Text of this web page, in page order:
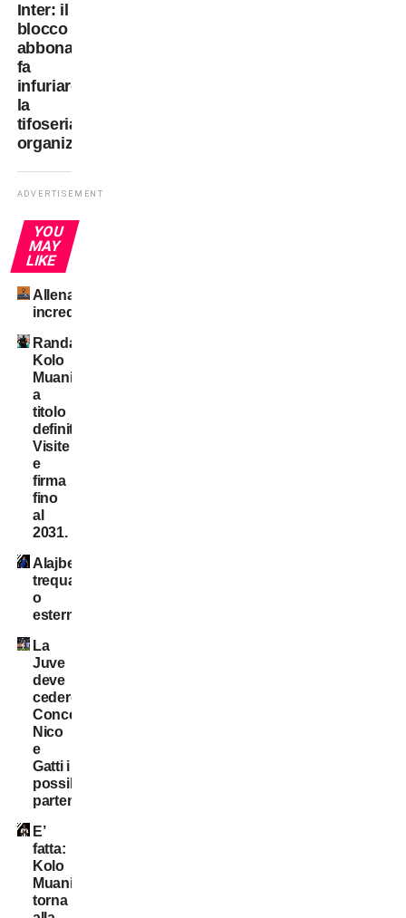
Inter: il
blocco
abbonamenti
fa
infuriare
la
tifoseria
organizzata
ADVERTISEMENT
YOU
MAY
LIKE
Allenamenti
incredibili
Randal
Kolo
Muani:
a
titolo
definitivo!
Visite
e
firma
fino
al
2031.
Alajbegovic
trequartista
o
esterno?
La
Juve
deve
cedere:
Conceição,
Nico
e
Gatti i
possibili
partenti
E’
fatta:
Kolo
Muani
torna